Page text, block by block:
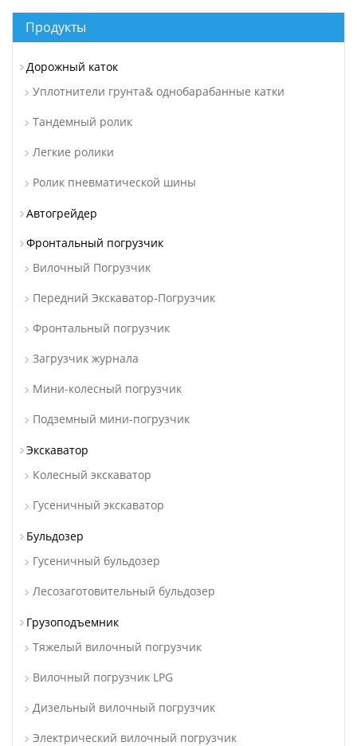
Продукты
Дорожный каток
Уплотнители грунта& однобарабанные катки
Тандемный ролик
Легкие ролики
Ролик пневматической шины
Автогрейдер
Фронтальный погрузчик
Вилочный Погрузчик
Передний Экскаватор-Погрузчик
Фронтальный погрузчик
Загрузчик журнала
Мини-колесный погрузчик
Подземный мини-погрузчик
Экскаватор
Колесный экскаватор
Гусеничный экскаватор
Бульдозер
Гусеничный бульдозер
Лесозаготовительный бульдозер
Грузоподъемник
Тяжелый вилочный погрузчик
Вилочный погрузчик LPG
Дизельный вилочный погрузчик
Электрический вилочный погрузчик